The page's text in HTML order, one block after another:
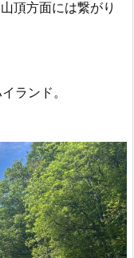
頂方面には繋がり
ランド。